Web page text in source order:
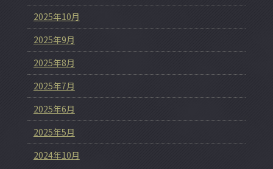
2025年10月
2025年9月
2025年8月
2025年7月
2025年6月
2025年5月
2024年10月